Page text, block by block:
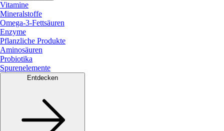
Vitamine
Mineralstoffe
Omega-3-Fettsäuren
Enzyme
Pflanzliche Produkte
Aminosäuren
Probiotika
Spurenelemente
Entdecken